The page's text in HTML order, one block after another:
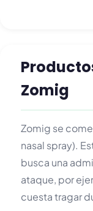
Zomig
Zomig se
nasal spray).
busca una
ataque, por
cuesta tragar